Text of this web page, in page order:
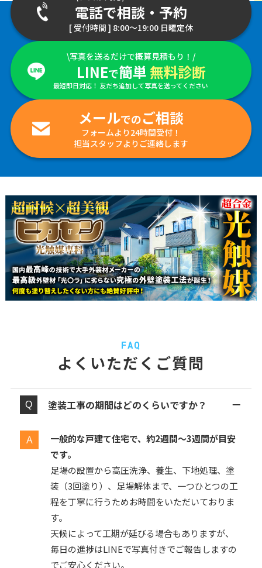
電話で相談・予約
[ 受付時間 ] 8:00～19:00 日曜定休
\写真を送るだけで概算見積もり！/
LINEで簡単 無料診断
最短即日対応！ 友だち追加して写真を送ってください
メールでのご相談
フォームより24時間受付！
担当スタッフよりご連絡します
FAQ
よくいただくご質問
塗装工事の期間はどのくらいですか？
一般的な戸建て住宅で、約2週間〜3週間が目安
です。
足場の設置から高圧洗浄、養生、下地処理、塗
装（3回塗り）、足場解体まで、一つひとつの工
程を丁寧に行うためお時間をいただいておりま
す。
天候によって工期が延びる場合もありますが、
毎日の進捗はLINEで写真付きでご報告しますの
でご安心ください。